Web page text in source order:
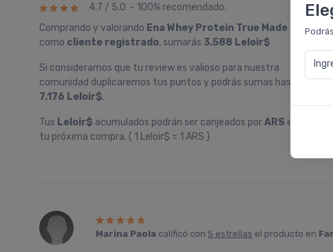
4.7 / 5.0 - 100% recomendado.
Comprando y valorando Ena Whey Protein True Made
como cliente registrado, sumarás 3.588 Leloir$
Si consideramos que tu review es valioso para nuestra
comunidad duplicaremos tus puntos y podrás sumas hasta
7.176 Leloir$.
Tus Leloir$ acumulados podrán ser canjeados porARS en
tu próxima compra. ( 1 Leloir$ = 1 ARS )
2
1
Marina Paola calificó con 5 estrellas el producto en